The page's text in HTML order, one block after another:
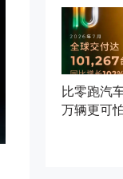
“玻璃心”
比零跑汽
万辆更可